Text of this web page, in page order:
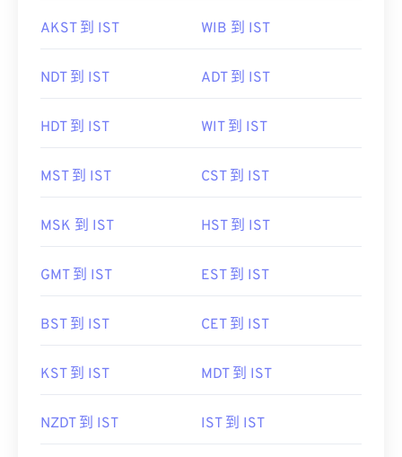
AKST 到 IST WIB 到 IST
NDT 到 IST ADT 到 IST
HDT 到 IST WIT 到 IST
MST 到 IST CST 到 IST
MSK 到 IST HST 到 IST
GMT 到 IST EST 到 IST
BST 到 IST CET 到 IST
KST 到 IST MDT 到 IST
NZDT 到 IST IST 到 IST